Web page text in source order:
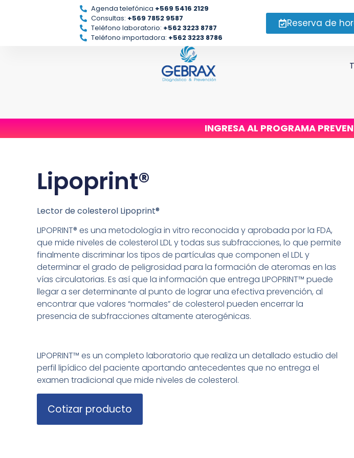
Agenda telefónica +569 5416 2129
Consultas: +569 7852 9587
Teléfono laboratorio: +562 3223 8787
Teléfono importadora: +562 3223 8786
Reserva de
INGRESA AL PROGRAMA
Lipoprint®
Lector de colesterol Lipoprint®
LIPOPRINT® es una metodología in vitro reconocida y aprobada por la FDA,
que mide niveles de colesterol LDL y todas sus subfracciones, lo que permite
finalmente discriminar los tipos de partículas que componen el LDL y
determinar el grado de peligrosidad para la formación de ateromas en las
vías circulatorias. Es así que la información que entrega LIPOPRINT™ puede
llegar a ser determinante al punto de lograr una efectiva prevención, al
encontrar que valores “normales” de colesterol pueden encerrar la
presencia de subfracciones altamente aterogénicas.
LIPOPRINT™ es un completo laboratorio que realiza un detallado estudio del
perfil lipídico del paciente aportando antecedentes que no entrega el
examen tradicional que mide niveles de colesterol.
Cotizar producto